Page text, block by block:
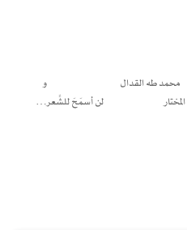
محمد طه القدال و
المختار لن أسمَحَ للشِّعر…